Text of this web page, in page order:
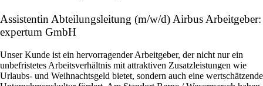
Assistentin Abteilungsleitung (m/w/d) Airbus Arbeitgeber:
expertum GmbH
Unser Kunde ist ein hervorragender Arbeitgeber, der nicht nur ein
unbefristetes Arbeitsverhältnis mit attraktiven Zusatzleistungen wie
Urlaubs- und Weihnachtsgeld bietet, sondern auch eine wertschätzende